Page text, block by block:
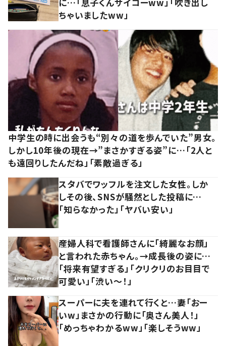
ちゃいましたww」
中学生の時に出会うも“別々の道を歩んでいた”男女。
しかし10年後の現在→”まさかすぎる姿”に…「2人と
も遠回りしたんだね」「素敵過ぎる」
スタバでワッフルを注文した女性。しか
しその後、SNSが騒然とした投稿に…
「知らなかった」「ヤバい安い」
産婦人科で看護師さんに「綺麗なお顔」
と言われた赤ちゃん。→成長後の姿に…
「将来有望すぎる」「クリクリのお目目で
可愛い」「渋い～！」
スーパーに夫を連れて行くと…妻「おー
いw」まさかの行動に「奥さん美人！」
「めっちゃわかるww」「楽しそうww」